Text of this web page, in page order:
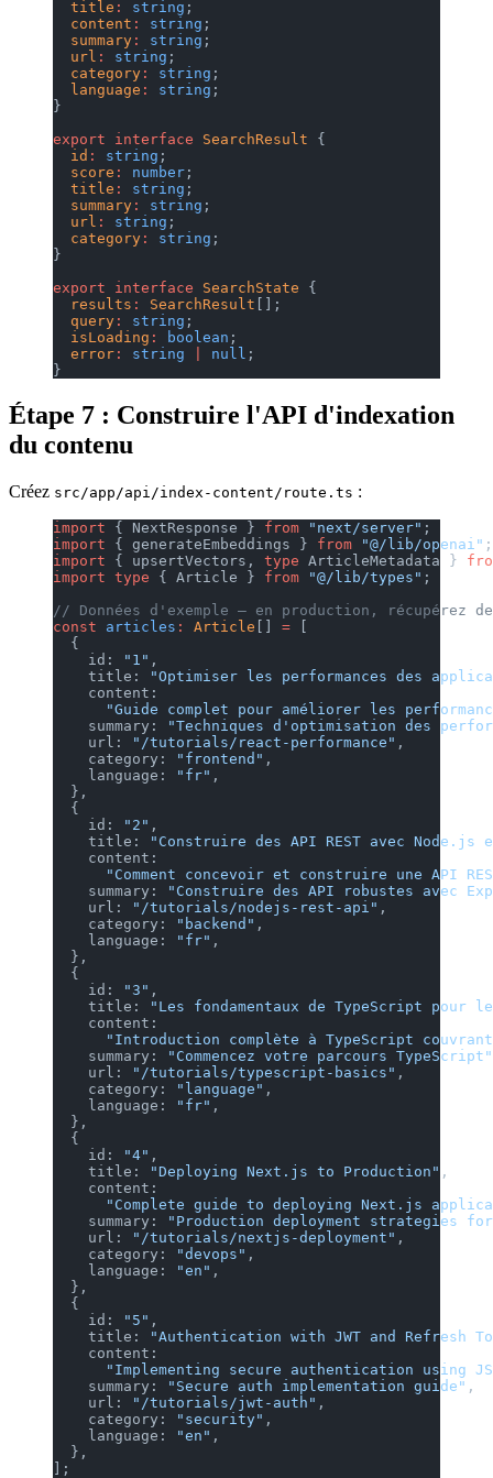
  title
: string ;
  content
: string ;
  summary
: string ;
  url
: string ;
  category
: string ;
  language
: string ;
}
export interface SearchResult {
  id
: string ;
  score
: number ;
  title
: string ;
  summary
: string ;
  url
: string ;
  category
: string ;
}
export interface SearchState {
  results
: SearchResult [];
  query
: string ;
  isLoading
: boolean ;
  error
: string null ;
}
Étape 7 : Construire l'API d'indexation
du contenu
Créez src/app/api/index-content/route.ts :
import { NextResponse } from "next/server" ;
import { generateEmbeddings } from "@/lib/openai" ;
import { upsertVectors, type ArticleMetadata }
import type { Article } from "@/lib/types" ;
// Données d'exemple — en production, récupérez
const articles : Article [] = [
  {
    id:
"1" ,
    title:
"Optimiser les performances des
    content:
"Guide complet pour améliorer les
    summary:
"Techniques d'optimisation des
    url:
"/tutorials/react-performance" ,
    category:
"frontend" ,
    language:
"fr" ,
  },
  {
    id:
"2" ,
    title:
"Construire des API REST avec Node.js
    content:
"Comment concevoir et construire une API
    summary:
"Construire des API robustes avec
    url:
"/tutorials/nodejs-rest-api" ,
    category:
"backend" ,
    language:
"fr" ,
  },
  {
    id:
"3" ,
    title:
"Les fondamentaux de TypeScript pour
    content:
"Introduction complète à TypeScript
    summary:
"Commencez votre parcours TypeScript"
    url:
"/tutorials/typescript-basics" ,
    category:
"language" ,
    language:
"fr" ,
  },
  {
    id:
"4" ,
    title:
"Deploying Next.js to Production" ,
    content:
"Complete guide to deploying Next.js
    summary:
"Production deployment strategies
    url:
"/tutorials/nextjs-deployment" ,
    category:
"devops" ,
    language:
"en" ,
  },
  {
    id:
"5" ,
    title:
"Authentication with JWT and Refresh
    content:
"Implementing secure authentication using
    summary:
"Secure auth implementation guide" ,
    url:
"/tutorials/jwt-auth" ,
    category:
"security" ,
    language:
"en" ,
  },
];